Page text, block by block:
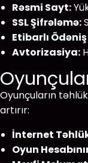
Rəsmi Sayt:
SSL Şifrələmə:
Etibarlı
Avtorizasiya:
Oyunçuların
artırır:
İnternet
Oyun